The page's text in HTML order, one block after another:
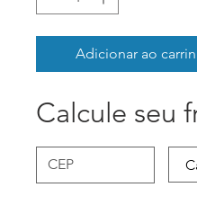
Adicionar ao
Calcule seu